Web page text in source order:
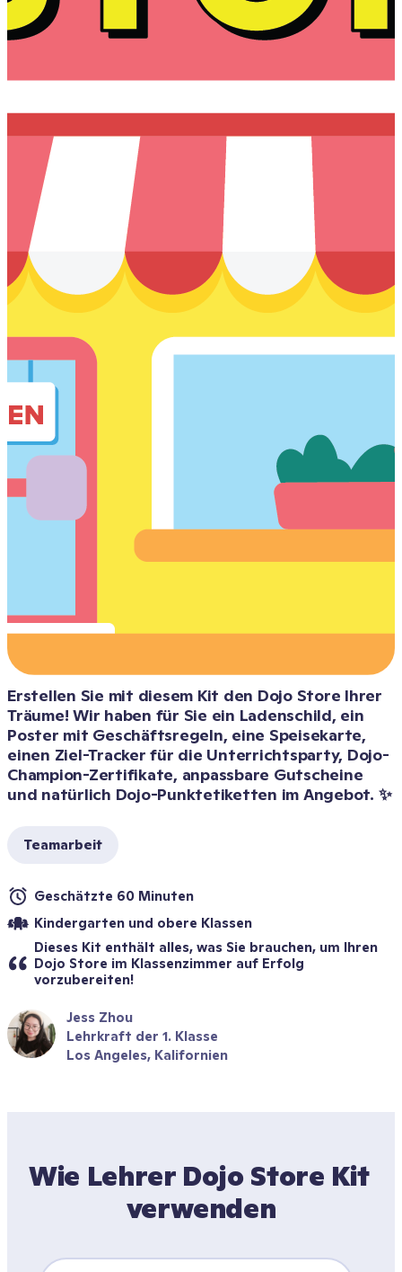
Erstellen Sie mit diesem Kit den Dojo Store Ihrer
Träume! Wir haben für Sie ein Ladenschild, ein
Poster mit Geschäftsregeln, eine Speisekarte,
einen Ziel-Tracker für die Unterrichtsparty, Dojo-
Champion-Zertifikate, anpassbare Gutscheine
und natürlich Dojo-Punktetiketten im Angebot. ✨
Teamarbeit
Geschätzte 60 Minuten
Kindergarten und obere Klassen
Dieses Kit enthält alles, was Sie brauchen, um Ihren
Dojo Store im Klassenzimmer auf Erfolg
vorzubereiten!
Jess Zhou
Lehrkraft der 1. Klasse
Los Angeles, Kalifornien
Wie Lehrer Dojo Store Kit
verwenden